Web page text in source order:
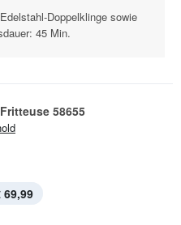
Doppelklinge sowie
45 Min.
58655
69,99